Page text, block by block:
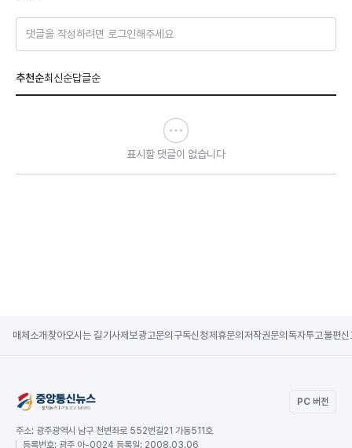
댓글을 작성하려면 로그인해주세요
추천순최신순답글순
표시할 댓글이 없습니다
매체소개 찾아오시는 길기사제보광고문의 구독신청제휴문의 저작권문의 독자투고불편신
PC 버전
주소: 광주광역시 남구 천변좌로 552번길21 가동511호
등록번호: 광주 아-0024 등록일: 2008.03.06